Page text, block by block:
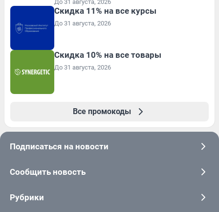
До 31 августа, 2026
Скидка 11% на все курсы
До 31 августа, 2026
Скидка 10% на все товары
До 31 августа, 2026
Все промокоды
Подписаться на новости
Сообщить новость
Рубрики